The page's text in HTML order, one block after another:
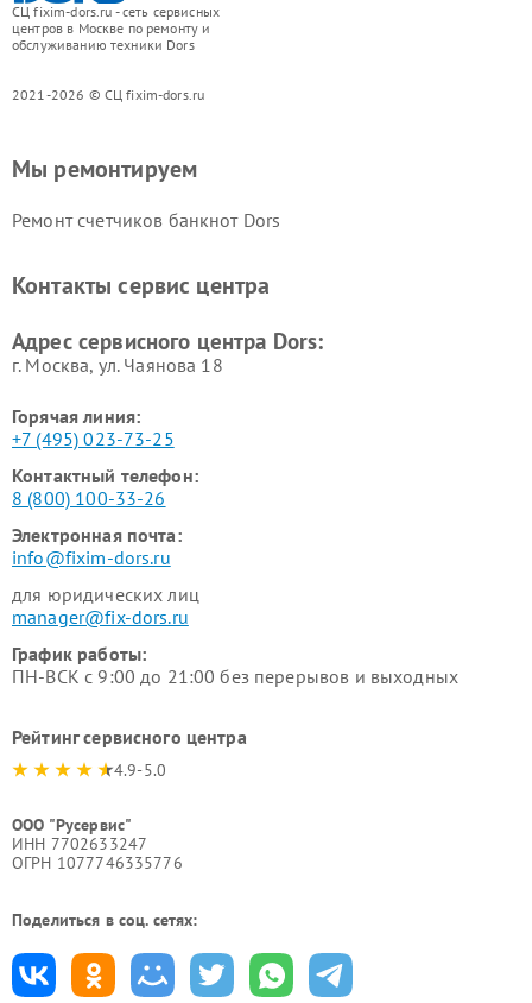
СЦ fixim-dors.ru - сеть сервисных
центров в Москве по ремонту и
обслуживанию техники Dors
2021-2026 © СЦ fixim-dors.ru
Мы ремонтируем
Ремонт счетчиков банкнот Dors
Контакты сервис центра
Адрес сервисного центра Dors:
г. Москва, ул. Чаянова 18
Горячая линия:
+7 (495) 023-73-25
Контактный телефон:
8 (800) 100-33-26
Электронная почта:
info@fixim-dors.ru
для юридических лиц
manager@fix-dors.ru
График работы:
ПН-ВСК с 9:00 до 21:00 без перерывов и выходных
Рейтинг сервисного центра
4.9-5.0
ООО "Русервис"
ИНН 7702633247
ОГРН 1077746335776
Поделиться в соц. сетях: